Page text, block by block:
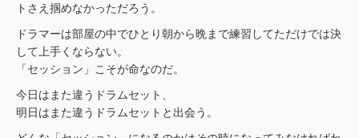
トさえ掴めなかっただろう。
ドラマーは部屋の中でひとり朝から晩まで練習してただけでは決
して上手くならない。
「セッション」こそが命なのだ。
今日はまた違うドラムセット、
明日はまた違うドラムセットと出会う。